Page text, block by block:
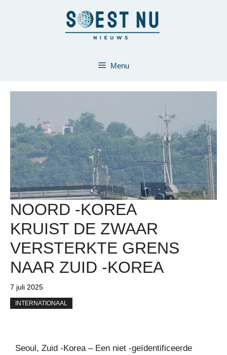
Menu
NOORD -KOREA
KRUIST DE ZWAAR
VERSTERKTE GRENS
NAAR ZUID -KOREA
7 juli 2025
INTERNATIONAAL
Seoul, Zuid -Korea – Een niet -geïdentificeerde